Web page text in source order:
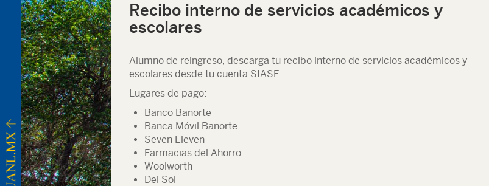
Recibo interno de servicios académicos y
escolares
Alumno de reingreso, descarga tu recibo interno de servicios académicos y
escolares desde tu cuenta SIASE.
Lugares de pago:
Banco Banorte
Banca Móvil Banorte
Seven Eleven
Farmacias del Ahorro
Woolworth
Del Sol